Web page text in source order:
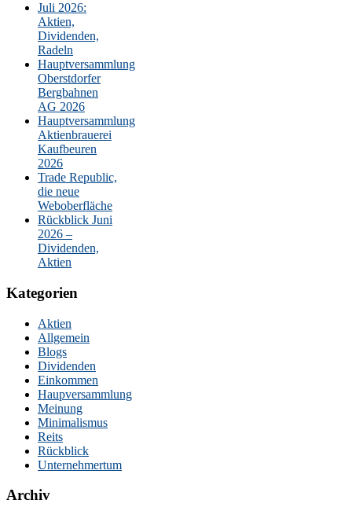
Juli 2026:
Aktien,
Dividenden,
Radeln
Hauptversammlung
Oberstdorfer
Bergbahnen
AG 2026
Hauptversammlung
Aktienbrauerei
Kaufbeuren
2026
Trade Republic,
die neue
Weboberfläche
Rückblick Juni
2026 –
Dividenden,
Aktien
Kategorien
Aktien
Allgemein
Blogs
Dividenden
Einkommen
Haupversammlung
Meinung
Minimalismus
Reits
Rückblick
Unternehmertum
Archiv